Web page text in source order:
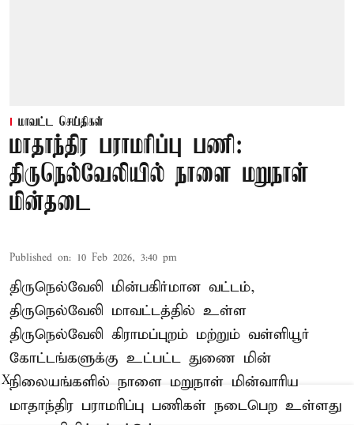
மாவட்ட செய்திகள்
மாதாந்திர பராமரிப்பு பணி:
திருநெல்வேலியில் நாளை மறுநாள்
மின்தடை
Published on: 10 Feb 2026, 3:40 pm
திருநெல்வேலி மின்பகிர்மான வட்டம்,
திருநெல்வேலி மாவட்டத்தில் உள்ள
திருநெல்வேலி கிராமப்புறம் மற்றும் வள்ளியூர்
கோட்டங்களுக்கு உட்பட்ட துணை மின்
நிலையங்களில் நாளை மறுநாள் மின்வாரிய
மாதாந்திர பராமரிப்பு பணிகள் நடைபெற உள்ளது
X